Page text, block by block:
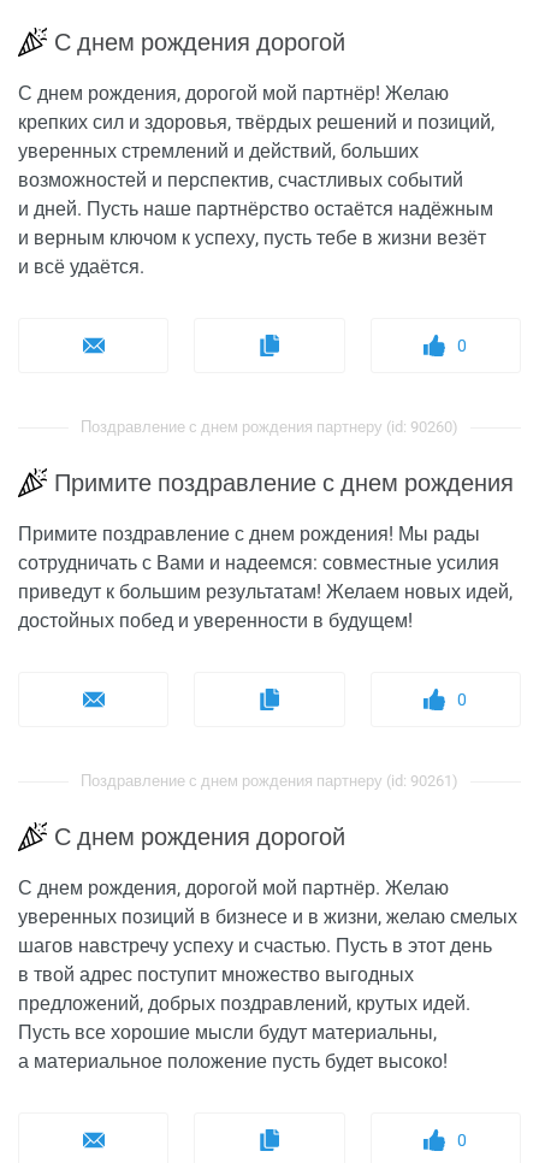
С днем рождения дорогой
С днем рождения, дорогой мой партнёр! Желаю
крепких сил и здоровья, твёрдых решений и позиций,
уверенных стремлений и действий, больших
возможностей и перспектив, счастливых событий
и дней. Пусть наше партнёрство остаётся надёжным
и верным ключом к успеху, пусть тебе в жизни везёт
и всё удаётся.
0
Поздравление с днем рождения партнеру (id: 90260)
Примите поздравление с днем рождения
Примите поздравление с днем рождения! Мы рады
сотрудничать с Вами и надеемся: совместные усилия
приведут к большим результатам! Желаем новых идей,
достойных побед и уверенности в будущем!
0
Поздравление с днем рождения партнеру (id: 90261)
С днем рождения дорогой
С днем рождения, дорогой мой партнёр. Желаю
уверенных позиций в бизнесе и в жизни, желаю смелых
шагов навстречу успеху и счастью. Пусть в этот день
в твой адрес поступит множество выгодных
предложений, добрых поздравлений, крутых идей.
Пусть все хорошие мысли будут материальны,
а материальное положение пусть будет высоко!
0